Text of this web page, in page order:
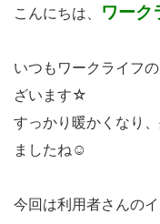
こんにちは、 ワーク
いつもワークライフ
ざいます☆
すっかり暖かくなり
ましたね☺
今回は利用者さんの